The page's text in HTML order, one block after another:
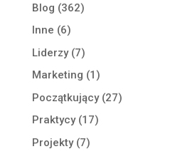
Blog (362)
Inne (6)
Liderzy(7)
Marketing (1)
Początkujący(27)
Praktycy(17)
Projekty(7)